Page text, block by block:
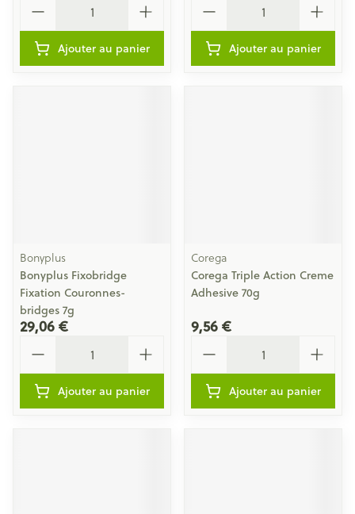
Ajouter au panier Ajouter au panier
Bonyplus
Bonyplus Fixobridge
Fixation Couronnes-
bridges 7g
29,06 €
Ajouter au panier
Corega
Corega Triple Action Creme
Adhesive 70g
9,56 €
Ajouter au panier